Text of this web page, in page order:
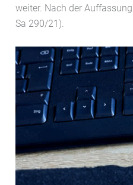
weiter. Nach der
Sa 290/21).